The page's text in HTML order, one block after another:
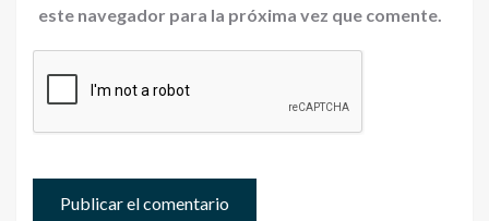
este navegador para la próxima vez que comente.